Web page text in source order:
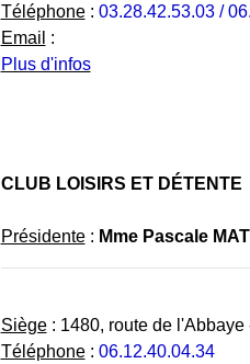
Téléphone: 03.28.42.53.03 /
Email :
Plus d'infos
CLUB LOISIRS ET DÉTENTE
Présidente: Mme Pascale
Siège: 1480, route de l'Abbaye
Téléphone: 06.12.40.04.34